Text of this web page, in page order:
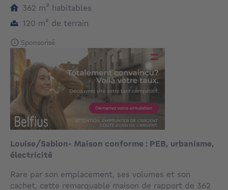
362 m² mètres carrés
habitables
120 m² mètres carrés
de terrain
Sponsorisé
Louise/Sablon- Maison conforme : PEB, urbanisme,
électricité
Rare par son emplacement, ses volumes et son
cachet, cette remarquable maison de rapport de 362